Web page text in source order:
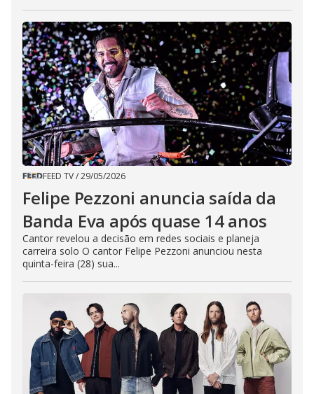
FEED TV/29/05/2026
Felipe Pezzoni anuncia saída da
Banda Eva após quase 14 anos
Cantor revelou a decisão em redes sociais e planeja
carreira solo O cantor Felipe Pezzoni anunciou nesta
quinta-feira (28) sua...